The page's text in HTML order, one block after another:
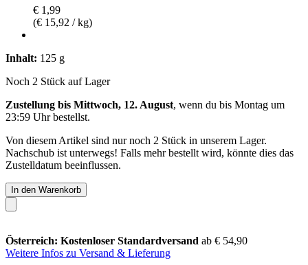
€ 1,99
(€ 15,92 / kg)
Inhalt: 125 g
Noch 2 Stück auf Lager
Zustellung bis Mittwoch, 12. August, wenn du bis Montag um
23:59 Uhrbestellst.
Von diesem Artikel sind nur noch 2 Stück in unserem Lager.
Nachschub ist unterwegs! Falls mehr bestellt wird, könnte dies das
Zustelldatum beeinflussen.
In den Warenkorb
Österreich: Kostenloser Standardversand ab € 54,90
Weitere Infos zu Versand & Lieferung